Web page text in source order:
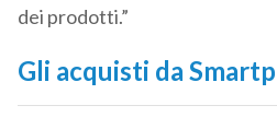
dei prodotti.”
Gli acquisti da